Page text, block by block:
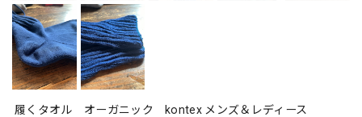
履くタオル オーガニック kontex メンズ＆レディース